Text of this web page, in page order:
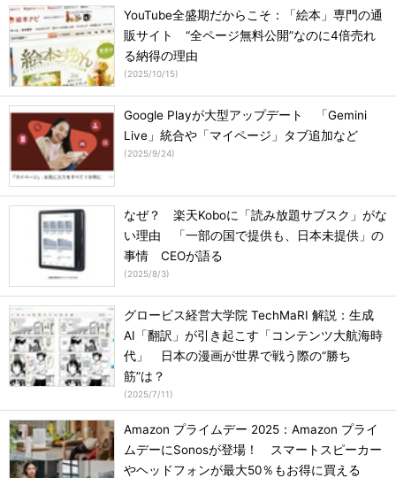
YouTube全盛期だからこそ：「絵本」専門の通
販サイト “全ページ無料公開”なのに4倍売れ
る納得の理由
(2025/10/15)
Google Playが大型アップデート 「Gemini
Live」統合や「マイページ」タブ追加など
(2025/9/24)
なぜ？ 楽天Koboに「読み放題サブスク」がな
い理由 「一部の国で提供も、日本未提供」の
事情 CEOが語る
(2025/8/3)
グロービス経営大学院 TechMaRI 解説：生成
AI「翻訳」が引き起こす「コンテンツ大航海時
代」 日本の漫画が世界で戦う際の“勝ち
筋”は？
(2025/7/11)
Amazon プライムデー 2025：Amazon プライ
ムデーにSonosが登場！ スマートスピーカー
やヘッドフォンが最大50％もお得に買える